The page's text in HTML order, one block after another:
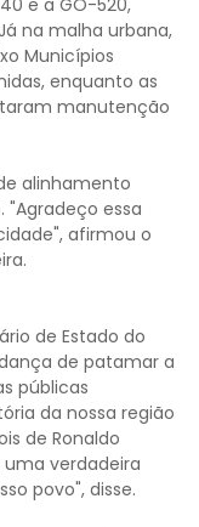
e a GO-520,
na malha urbana,
Municípios
enquanto as
manutenção
alinhamento
essa
afirmou o
de Estado do
de patamar a
públicas
da nossa região
de Ronaldo
verdadeira
povo", disse.